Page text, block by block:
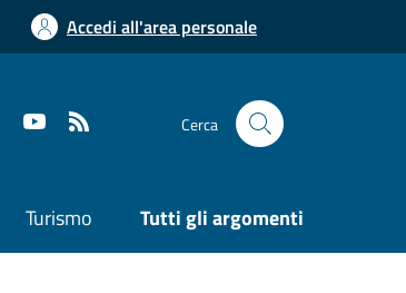
Accedi all'area personale
Cerca
Turismo Tutti gli argomenti